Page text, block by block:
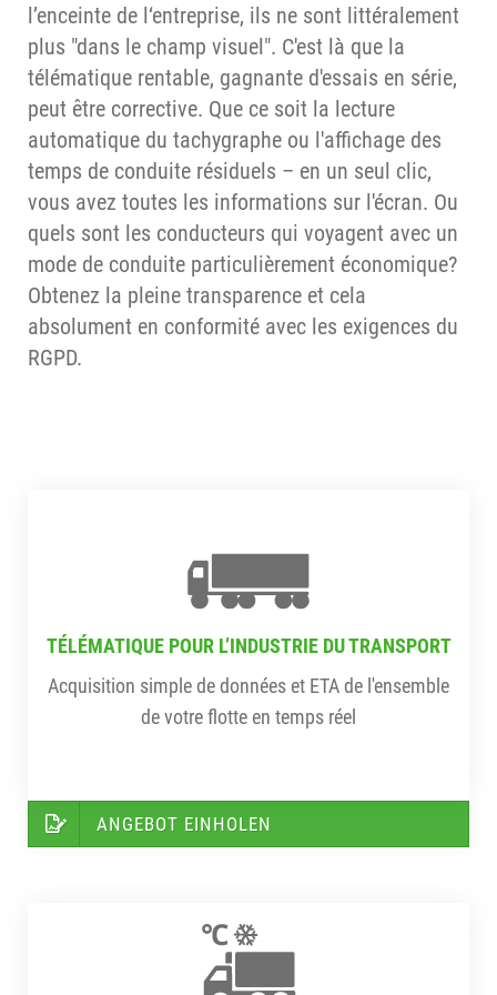
l’enceinte de l‘entreprise, ils ne sont littéralement
plus "dans le champ visuel". C'est là que la
télématique rentable, gagnante d'essais en série,
peut être corrective. Que ce soit la lecture
automatique du tachygraphe ou l'affichage des
temps de conduite résiduels – en un seul clic,
vous avez toutes les informations sur l'écran. Ou
quels sont les conducteurs qui voyagent avec un
mode de conduite particulièrement économique?
Obtenez la pleine transparence et cela
absolument en conformité avec les exigences du
RGPD.
TÉLÉMATIQUE POUR L’INDUSTRIE DU TRANSPORT
Acquisition simple de données et ETA de l'ensemble
de votre flotte en temps réel
ANGEBOT EINHOLEN